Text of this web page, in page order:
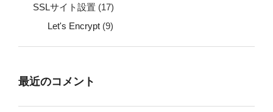
SSLサイト設置 (17)
Let's Encrypt (9)
最近のコメント